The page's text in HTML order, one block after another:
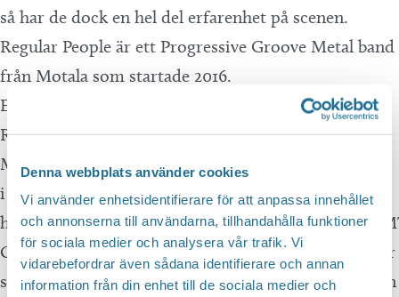
Denna webbplats använder cookies
Vi använder enhetsidentifierare för att anpassa innehållet
och annonserna till användarna, tillhandahålla funktioner
för sociala medier och analysera vår trafik. Vi
vidarebefordrar även sådana identifierare och annan
information från din enhet till de sociala medier och
så har de dock en hel del erfarenhet på scenen.
Regular People är ett Progressive Groove Metal band
från Motala som startade 2016.
Efter många enstaka singlar och en EP så släppte
Regular People sin debut-skiva ”Fragments of
Memories”
i slutet på 2022.
https://open.spotify.com/album/
Occult 70tals-rock bjuds det på när Spiral Skies intar
scenen. Med Fridas trollbindande röst i kombination